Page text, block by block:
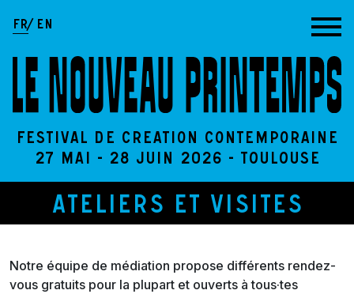
FR EN
Festival de création contemporaine
27 Mai - 28 Juin 2026 - Toulouse
Ateliers et visites
Notre équipe de médiation propose différents rendez-
vous gratuits pour la plupart et ouverts à tous·tes